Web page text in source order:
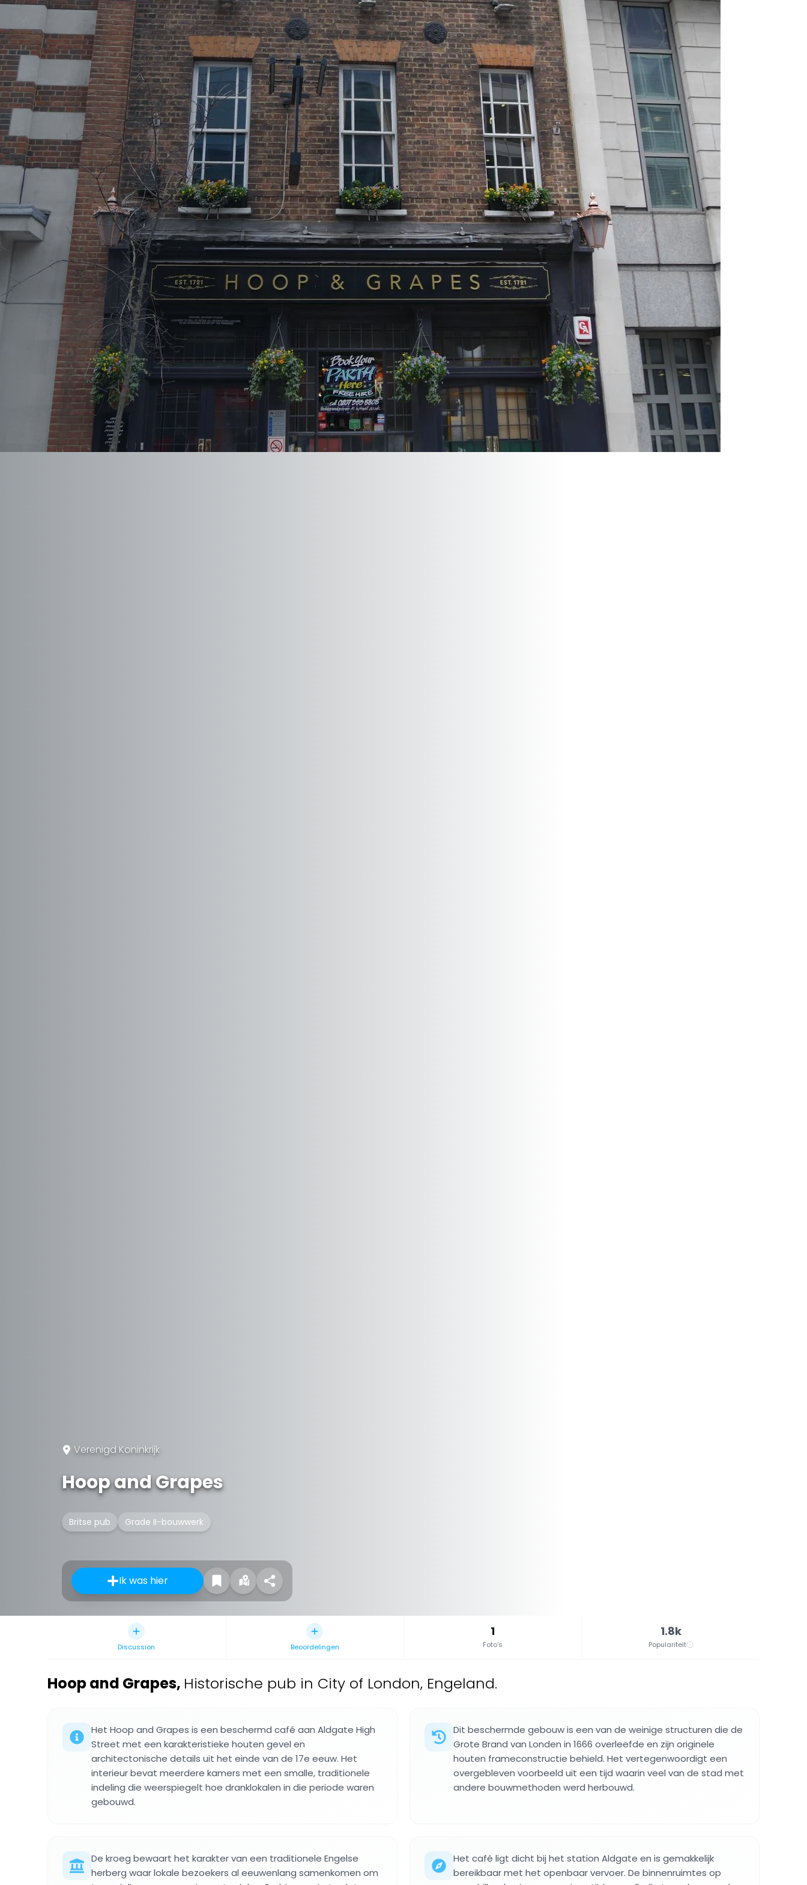
Verenigd Koninkrijk
Hoop and Grapes
Britse pub Grade II-bouwwerk
Ik was hier
Discussion Beoordelingen
1
Foto's
1.8k
Populariteit
Hoop and Grapes, Historische pub in City of London, Engeland.
Het Hoop and Grapes is een beschermd café aan Aldgate High
Street met een karakteristieke houten gevel en
architectonische details uit het einde van de 17e eeuw. Het
interieur bevat meerdere kamers met een smalle, traditionele
indeling die weerspiegelt hoe dranklokalen in die periode waren
gebouwd.
Dit beschermde gebouw is een van de weinige structuren die de
Grote Brand van Londen in 1666 overleefde en zijn originele
houten frameconstructie behield. Het vertegenwoordigt een
overgebleven voorbeeld uit een tijd waarin veel van de stad met
andere bouwmethoden werd herbouwd.
De kroeg bewaart het karakter van een traditionele Engelse
herberg waar lokale bezoekers al eeuwenlang samenkomen om
Het café ligt dicht bij het station Aldgate en is gemakkelijk
bereikbaar met het openbaar vervoer. De binnenruimtes op